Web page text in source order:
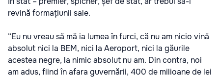
revină formațiunii sale.
“Eu nu vreau să mă ia lumea în furci, că nu am nicio vină
absolut nici la BEM, nici la Aeroport, nici la găurile
acestea negre, la nimic absolut nu am. Din contra, noi
am adus, fiind în afara guvernării, 400 de milioane de lei